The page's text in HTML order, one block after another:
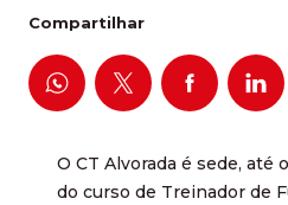
Compartilhar
O CT Alvorada é sede, até
do curso de Treinador de